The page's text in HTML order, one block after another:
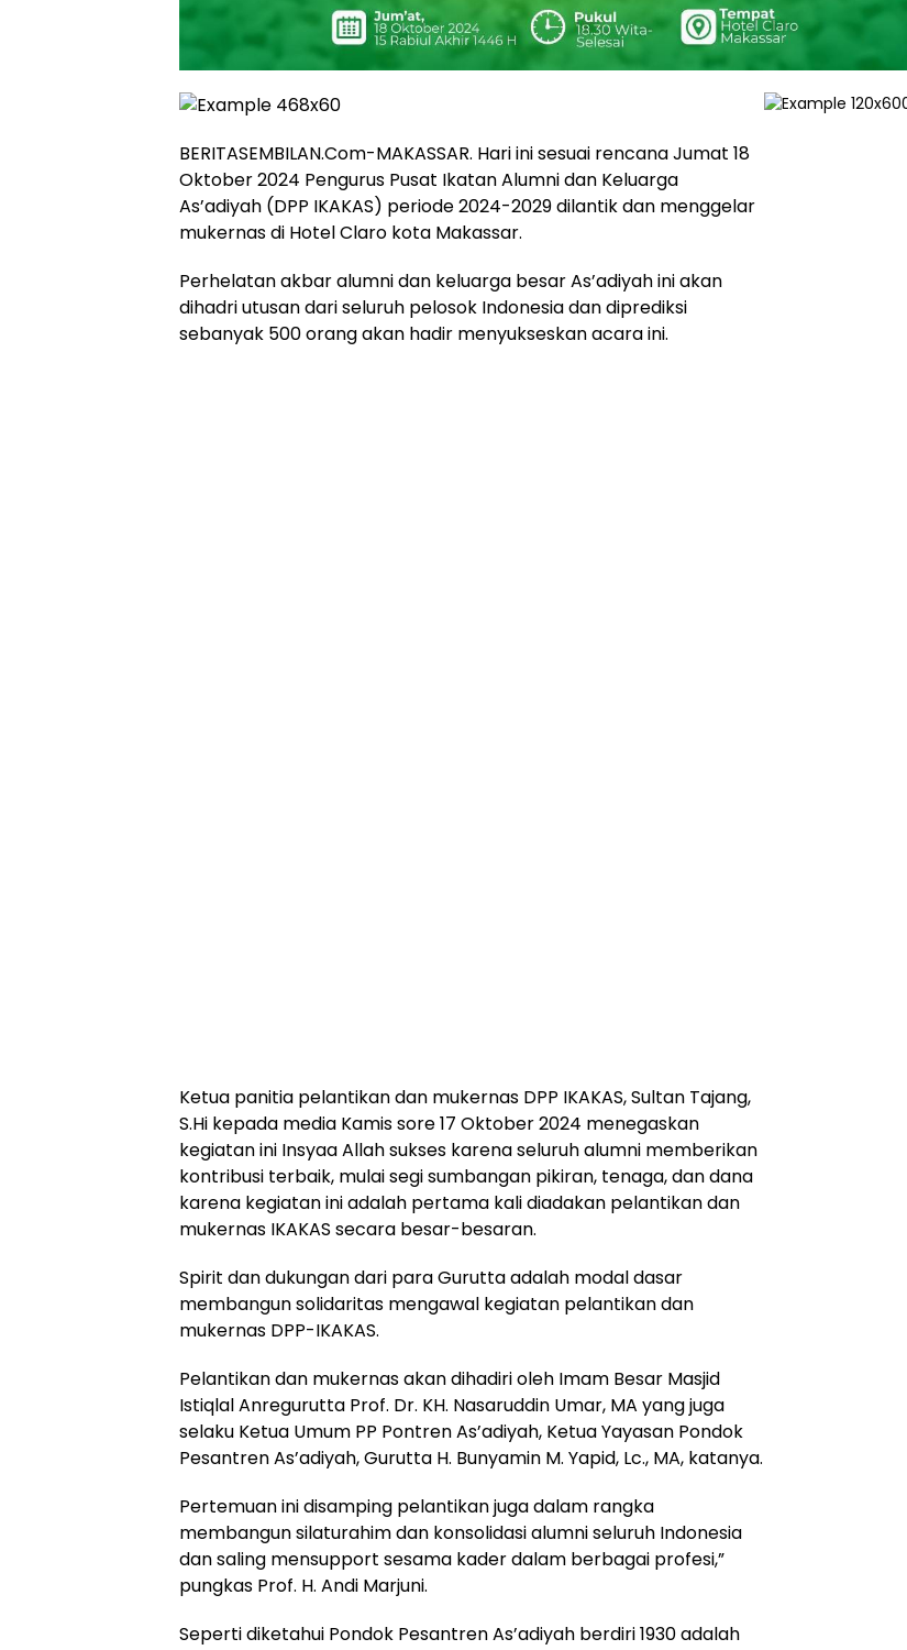
BERITASEMBILAN.Com-MAKASSAR. Hari ini sesuai rencana Jumat 18
Oktober 2024 Pengurus Pusat Ikatan Alumni dan Keluarga
As’adiyah (DPP IKAKAS) periode 2024-2029 dilantik dan menggelar
mukernas di Hotel Claro kota Makassar.
Perhelatan akbar alumni dan keluarga besar As’adiyah ini akan
dihadri utusan dari seluruh pelosok Indonesia dan diprediksi
sebanyak 500 orang akan hadir menyukseskan acara ini.
Ketua panitia pelantikan dan mukernas DPP IKAKAS, Sultan Tajang,
S.Hi kepada media Kamis sore 17 Oktober 2024 menegaskan
kegiatan ini Insyaa Allah sukses karena seluruh alumni memberikan
kontribusi terbaik, mulai segi sumbangan pikiran, tenaga, dan dana
karena kegiatan ini adalah pertama kali diadakan pelantikan dan
mukernas IKAKAS secara besar-besaran.
Spirit dan dukungan dari para Gurutta adalah modal dasar
membangun solidaritas mengawal kegiatan pelantikan dan
mukernas DPP-IKAKAS.
Pelantikan dan mukernas akan dihadiri oleh Imam Besar Masjid
Istiqlal Anregurutta Prof. Dr. KH. Nasaruddin Umar, MA yang juga
selaku Ketua Umum PP Pontren As’adiyah, Ketua Yayasan Pondok
Pesantren As’adiyah, Gurutta H. Bunyamin M. Yapid, Lc., MA, katanya.
Pertemuan ini disamping pelantikan juga dalam rangka
membangun silaturahim dan konsolidasi alumni seluruh Indonesia
dan saling mensupport sesama kader dalam berbagai profesi,”
pungkas Prof. H. Andi Marjuni.
Seperti diketahui Pondok Pesantren As’adiyah berdiri 1930 adalah